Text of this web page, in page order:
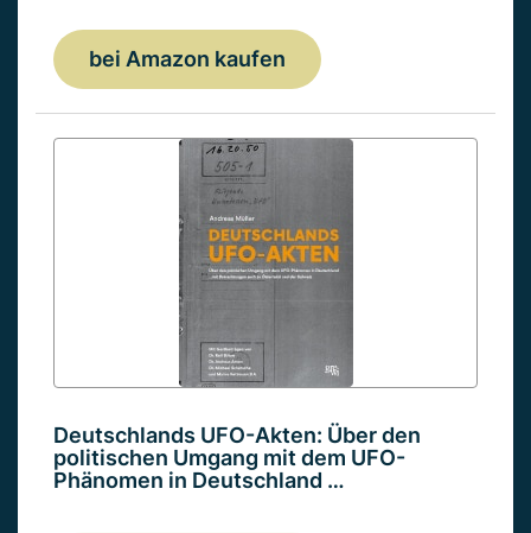
bei Amazon kaufen
Deutschlands UFO-Akten: Über den
politischen Umgang mit dem UFO-
Phänomen in Deutschland …